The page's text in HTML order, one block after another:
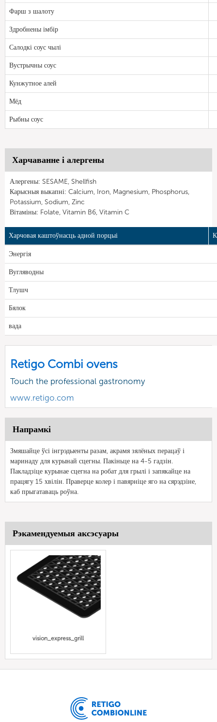
Фарш з шалоту
Здробнены імбір
Салодкі соус чылі
Вустрычны соус
Кунжутное алей
Мёд
Рыбны соус
Харчаванне і алергены
Алергены: SESAME, Shellfish
Карысныя выкапні: Calcium, Iron, Magnesium, Phosphorus,
Potassium, Sodium, Zinc
Вітаміны: Folate, Vitamin B6, Vitamin C
Харчовая каштоўнасць адной порцыі
Энергія
Вугляводны
Тлушч
Бялок
вада
Retigo Combi ovens
Touch the professional gastronomy
www.retigo.com
Напрамкі
Змяшайце ўсі інгрэдыенты разам, акрамя зялёных перацаў і
маринаду для курынай сцегны. Пакіньце на 4-5 гадзін.
Пакладзіце курынае сцегна на робат для грылі і запякайце на
працягу 15 хвілін. Праверце колер і павярніце яго на сярэдзіне,
каб прыгатаваць роўна.
Рэкамендуемыя аксэсуары
vision_express_grill